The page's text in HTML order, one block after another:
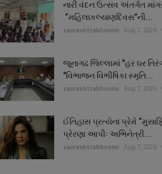
નારી વંદન ઉત્સવ અંતર્ગત
“મહિલાકલ્યાણદિવસ”ની...
saurashtrabhoomi Aug 7, 2026
જૂનાગઢ જિલ્લામાં "હર ઘર
"વિભાજન વિભીષિકા સ્મૃતિ...
saurashtrabhoomi Aug 7, 2026
ઈતિહાસ પ્રત્યેના પ્રેમે
પ્રેરણા આપીઃ અભિનેત્રી...
saurashtrabhoomi Aug 7, 2026